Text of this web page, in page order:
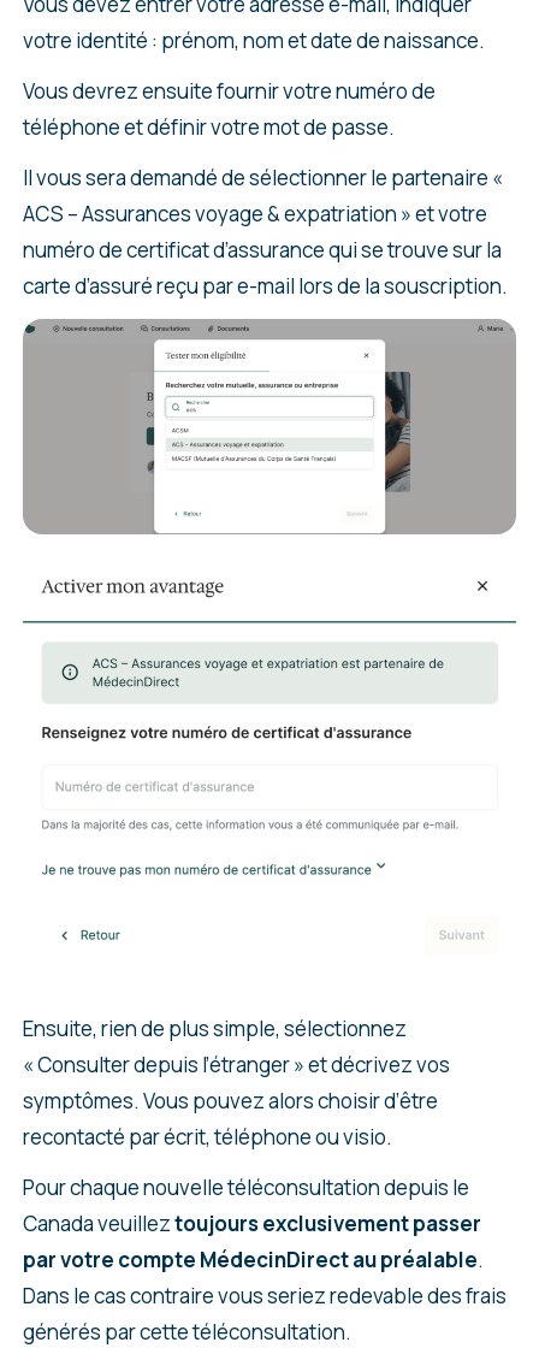
votre identité : prénom, nom et date de naissance.
Vous devrez ensuite fournir votre numéro de
téléphone et définir votre mot de passe.
Il vous sera demandé de sélectionner le partenaire «
ACS – Assurances voyage & expatriation » et votre
numéro de certificat d’assurance qui se trouve sur la
carte d’assuré reçu par e-mail lors de la souscription.
Ensuite, rien de plus simple, sélectionnez
« Consulter depuis l’étranger » et décrivez vos
symptômes. Vous pouvez alors choisir d’être
recontacté par écrit, téléphone ou visio.
Pour chaque nouvelle téléconsultation depuis le
Canada veuilleztoujours exclusivement passer
par votre compte MédecinDirect au préalable.
Dans le cas contraire vous seriez redevable des frais
générés par cette téléconsultation.